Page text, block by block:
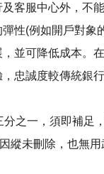
客服中心外，不
性(例如開戶對
並可降低成本。
忠誠度較傳統銀
之一，須即補
縱未刪除，也無